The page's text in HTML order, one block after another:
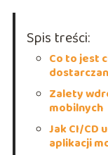
Spis treści:
Co to jest
Zalety
mobilnych
Jak CI/CD
aplikacji